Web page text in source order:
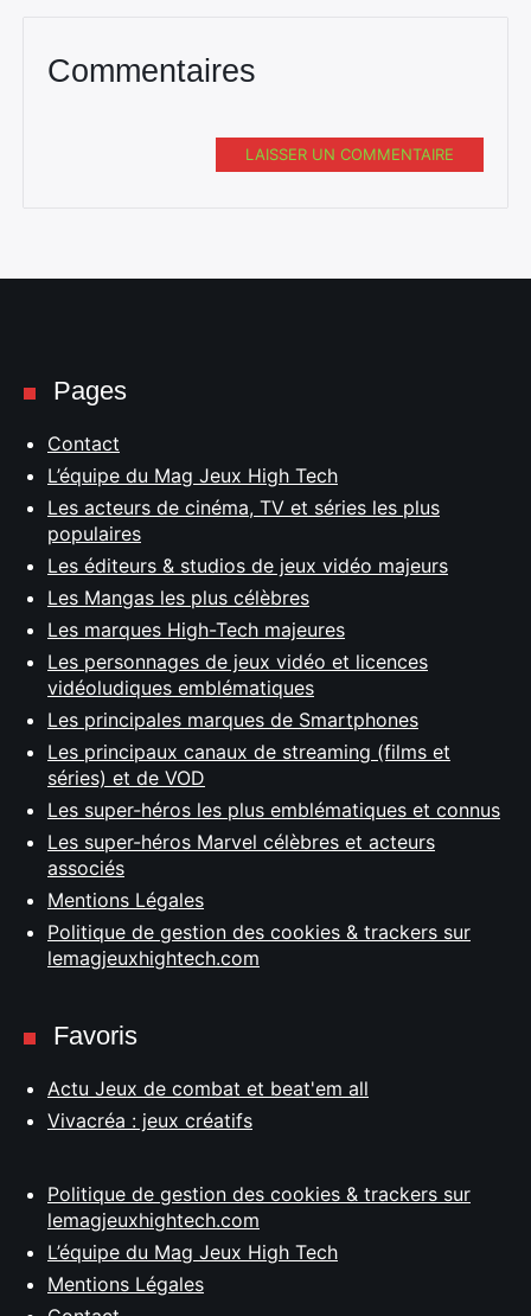
Commentaires
LAISSER UN COMMENTAIRE
Pages
Contact
L’équipe du Mag Jeux High Tech
Les acteurs de cinéma, TV et séries les plus
populaires
Les éditeurs & studios de jeux vidéo majeurs
Les Mangas les plus célèbres
Les marques High-Tech majeures
Les personnages de jeux vidéo et licences
vidéoludiques emblématiques
Les principales marques de Smartphones
Les principaux canaux de streaming (films et
séries) et de VOD
Les super-héros les plus emblématiques et connus
Les super-héros Marvel célèbres et acteurs
associés
Mentions Légales
Politique de gestion des cookies & trackers sur
lemagjeuxhightech.com
Favoris
Actu Jeux de combat et beat'em all
Vivacréa : jeux créatifs
Politique de gestion des cookies & trackers sur
lemagjeuxhightech.com
L’équipe du Mag Jeux High Tech
Mentions Légales